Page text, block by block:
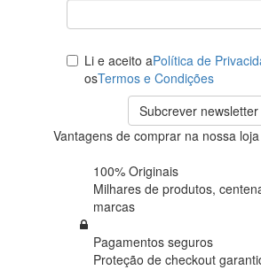
Li e aceito aPolítica de
osTermos e Condições
Subcrever newsletter
Vantagens de comprar na nossa loja
100% Originais
Milhares de produtos,
marcas
Pagamentos seguros
Proteção de checkout